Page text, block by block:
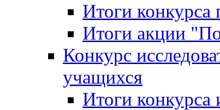
Итоги конкурса
Итоги акции
Конкурс
учащихся
Итоги конкурса